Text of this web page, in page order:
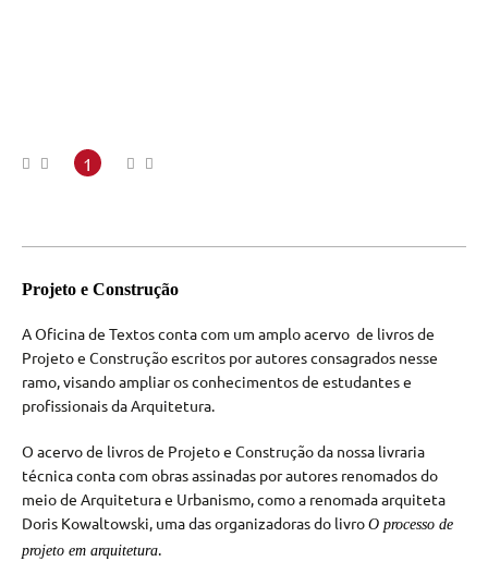
1
Projeto e Construção
A Oficina de Textos conta com um amplo acervo de livros de
Projeto e Construção escritos por autores consagrados nesse
ramo, visando ampliar os conhecimentos de estudantes e
profissionais da Arquitetura.
O acervo de livros de Projeto e Construção da nossa livraria
técnica conta com obras assinadas por autores renomados do
meio de Arquitetura e Urbanismo, como a renomada arquiteta
Doris Kowaltowski, uma das organizadoras do livro O processo de
projeto em arquitetura.